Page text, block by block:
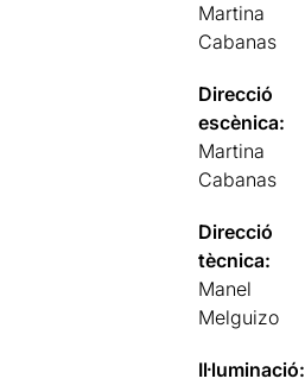
Martina
Cabanas
Direcció
escènica:
Martina
Cabanas
Direcció
tècnica:
Manel
Melguizo
Il·luminació: